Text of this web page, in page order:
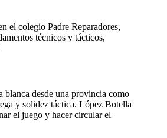
el colegio Padre Reparadores,
técnicos y tácticos,
blanca desde una provincia como
y solidez táctica. López Botella
el juego y hacer circular el